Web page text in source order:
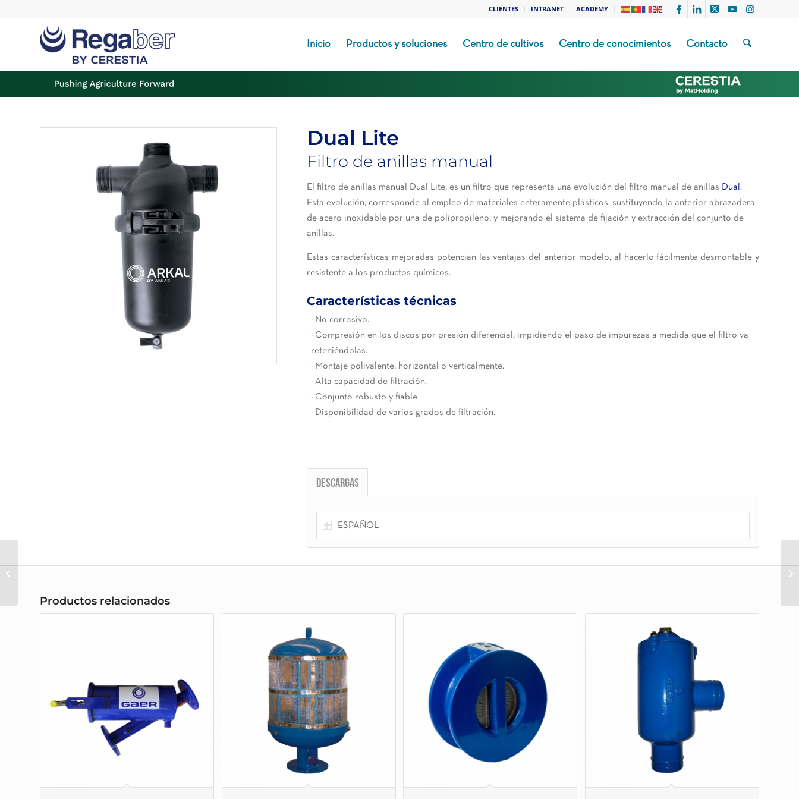
CLIENTES INTRANET ACADEMY
Inicio Productos y soluciones Centro de cultivos Centro de conocimientos Contacto
Dual Lite
Filtro de anillas manual
El filtro de anillas manual Dual Lite, es un filtro que representa una evolución del filtro manual de anillas Dual .
Esta evolución, corresponde al empleo de materiales enteramente plásticos, sustituyendo la anterior abrazadera
de acero inoxidable por una de polipropileno, y mejorando el sistema de fijación y extracción del conjunto de
anillas.
Estas características mejoradas potencian las ventajas del anterior modelo, al hacerlo fácilmente desmontable y
resistente a los productos químicos.
Características técnicas
· No corrosivo.
· Compresión en los discos por presión diferencial, impidiendo el paso de impurezas a medida que el filtro va
reteniéndolas.
· Montaje polivalente: horizontal o verticalmente.
· Alta capacidad de filtración.
· Conjunto robusto y fiable
· Disponibilidad de varios grados de filtración.
Descargas
ESPAÑOL
Productos relacionados